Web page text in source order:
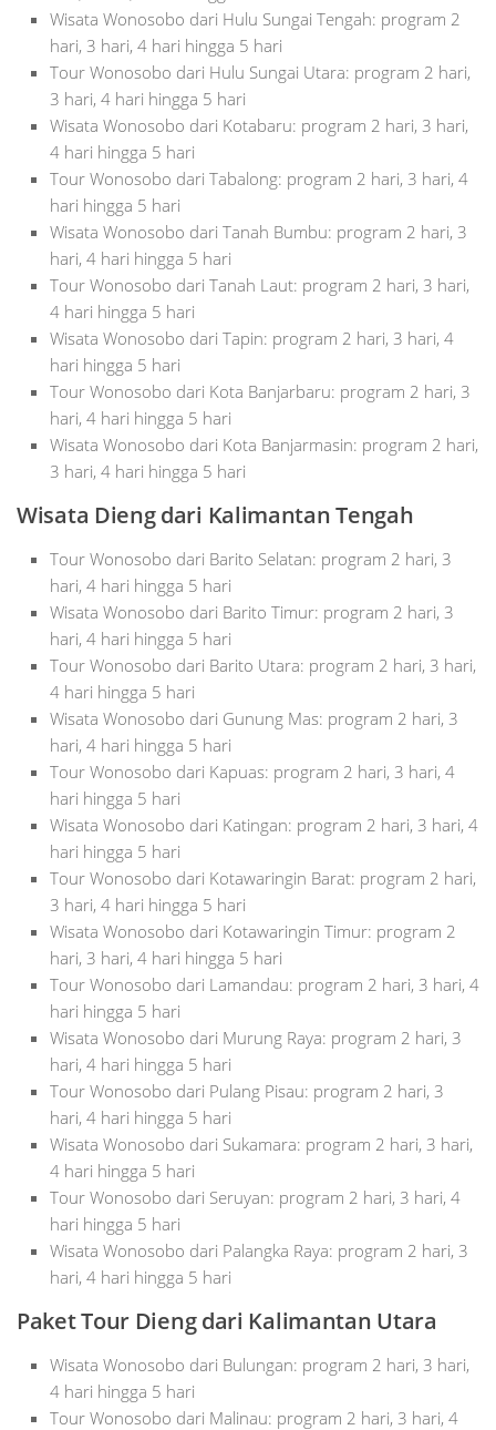
Wisata Wonosobo dari Hulu Sungai Tengah: program 2
hari, 3 hari, 4 hari hingga 5 hari
Tour Wonosobo dari Hulu Sungai Utara: program 2 hari,
3 hari, 4 hari hingga 5 hari
Wisata Wonosobo dari Kotabaru: program 2 hari, 3 hari,
4 hari hingga 5 hari
Tour Wonosobo dari Tabalong: program 2 hari, 3 hari, 4
hari hingga 5 hari
Wisata Wonosobo dari Tanah Bumbu: program 2 hari, 3
hari, 4 hari hingga 5 hari
Tour Wonosobo dari Tanah Laut: program 2 hari, 3 hari,
4 hari hingga 5 hari
Wisata Wonosobo dari Tapin: program 2 hari, 3 hari, 4
hari hingga 5 hari
Tour Wonosobo dari Kota Banjarbaru: program 2 hari, 3
hari, 4 hari hingga 5 hari
Wisata Wonosobo dari Kota Banjarmasin: program 2 hari,
3 hari, 4 hari hingga 5 hari
Wisata Dieng dari Kalimantan Tengah
Tour Wonosobo dari Barito Selatan: program 2 hari, 3
hari, 4 hari hingga 5 hari
Wisata Wonosobo dari Barito Timur: program 2 hari, 3
hari, 4 hari hingga 5 hari
Tour Wonosobo dari Barito Utara: program 2 hari, 3 hari,
4 hari hingga 5 hari
Wisata Wonosobo dari Gunung Mas: program 2 hari, 3
hari, 4 hari hingga 5 hari
Tour Wonosobo dari Kapuas: program 2 hari, 3 hari, 4
hari hingga 5 hari
Wisata Wonosobo dari Katingan: program 2 hari, 3 hari, 4
hari hingga 5 hari
Tour Wonosobo dari Kotawaringin Barat: program 2 hari,
3 hari, 4 hari hingga 5 hari
Wisata Wonosobo dari Kotawaringin Timur: program 2
hari, 3 hari, 4 hari hingga 5 hari
Tour Wonosobo dari Lamandau: program 2 hari, 3 hari, 4
hari hingga 5 hari
Wisata Wonosobo dari Murung Raya: program 2 hari, 3
hari, 4 hari hingga 5 hari
Tour Wonosobo dari Pulang Pisau: program 2 hari, 3
hari, 4 hari hingga 5 hari
Wisata Wonosobo dari Sukamara: program 2 hari, 3 hari,
4 hari hingga 5 hari
Tour Wonosobo dari Seruyan: program 2 hari, 3 hari, 4
hari hingga 5 hari
Wisata Wonosobo dari Palangka Raya: program 2 hari, 3
hari, 4 hari hingga 5 hari
PaketTour Dieng dari Kalimantan Utara
Wisata Wonosobo dari Bulungan: program 2 hari, 3 hari,
4 hari hingga 5 hari
Tour Wonosobo dari Malinau: program 2 hari, 3 hari, 4